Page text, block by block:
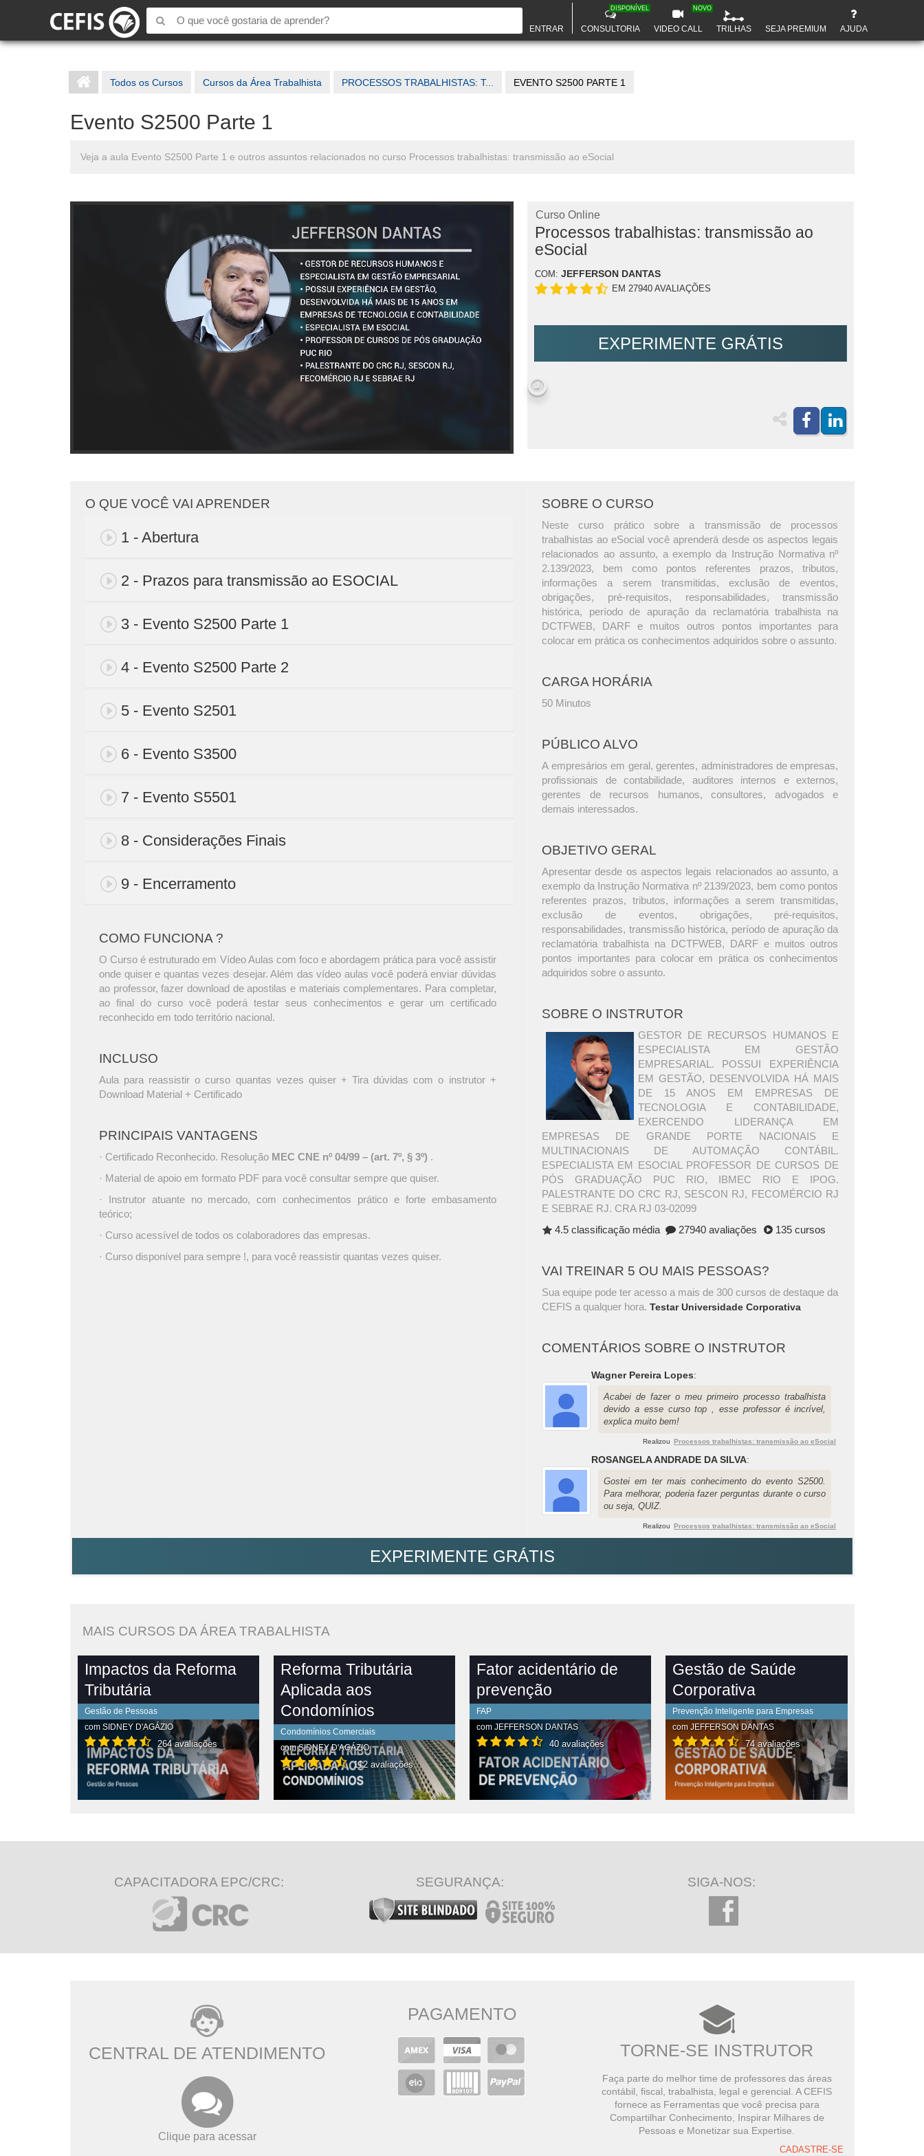
ENTRAR CONSULTORIA
DISPONÍVEL
VIDEO CALL
NOVO
TRILHAS SEJA PREMIUM AJUDA
Todos os Cursos Cursos da Área Trabalhista PROCESSOS TRABALHISTAS: T... EVENTO S2500 PARTE 1
Evento S2500 Parte 1
Veja a aula Evento S2500 Parte 1 e outros assuntos relacionados no curso Processos trabalhistas: transmissão ao eSocial
Curso Online
Processos trabalhistas: transmissão ao
eSocial
COM: JEFFERSON DANTAS
EM 27940 AVALIAÇÕES
EXPERIMENTE GRÁTIS
O QUE VOCÊ VAI APRENDER
1 - Abertura
2 - Prazos para transmissão ao ESOCIAL
3 - Evento S2500 Parte 1
4 - Evento S2500 Parte 2
5 - Evento S2501
6 - Evento S3500
7 - Evento S5501
8 - Considerações Finais
9 - Encerramento
COMO FUNCIONA ?
O Curso é estruturado em Vídeo Aulas com foco e abordagem prática para você assistir
onde quiser e quantas vezes desejar. Além das vídeo aulas você poderá enviar dúvidas
ao professor, fazer download de apostilas e materiais complementares. Para completar,
ao final do curso você poderá testar seus conhecimentos e gerar um certificado
reconhecido em todo território nacional.
INCLUSO
Aula para reassistir o curso quantas vezes quiser + Tira dúvidas com o instrutor +
Download Material + Certificado
PRINCIPAIS VANTAGENS
· Certificado Reconhecido. Resolução MEC CNE nº 04/99 – (art. 7º, § 3º) .
· Material de apoio em formato PDF para você consultar sempre que quiser.
· Instrutor atuante no mercado, com conhecimentos prático e forte embasamento
teórico;
· Curso acessível de todos os colaboradores das empresas.
· Curso disponível para sempre !, para você reassistir quantas vezes quiser.
SOBRE O CURSO
Neste curso prático sobre a transmissão de processos
trabalhistas ao eSocial você aprenderá desde os aspectos legais
relacionados ao assunto, a exemplo da Instrução Normativa nº
2.139/2023, bem como pontos referentes prazos, tributos,
informações a serem transmitidas, exclusão de eventos,
obrigações, pré-requisitos, responsabilidades, transmissão
histórica, período de apuração da reclamatória trabalhista na
DCTFWEB, DARF e muitos outros pontos importantes para
colocar em prática os conhecimentos adquiridos sobre o assunto.
CARGA HORÁRIA
50 Minutos
PÚBLICO ALVO
A empresários em geral, gerentes, administradores de empresas,
profissionais de contabilidade, auditores internos e externos,
gerentes de recursos humanos, consultores, advogados e
demais interessados.
OBJETIVO GERAL
Apresentar desde os aspectos legais relacionados ao assunto, a
exemplo da Instrução Normativa nº 2139/2023, bem como pontos
referentes prazos, tributos, informações a serem transmitidas,
exclusão de eventos, obrigações, pré-requisitos,
responsabilidades, transmissão histórica, período de apuração da
reclamatória trabalhista na DCTFWEB, DARF e muitos outros
pontos importantes para colocar em prática os conhecimentos
adquiridos sobre o assunto.
SOBRE O INSTRUTOR
GESTOR DE RECURSOS HUMANOS E
ESPECIALISTA EM GESTÃO
EMPRESARIAL. POSSUI EXPERIÊNCIA
EM GESTÃO, DESENVOLVIDA HÁ MAIS
DE 15 ANOS EM EMPRESAS DE
TECNOLOGIA E CONTABILIDADE,
EXERCENDO LIDERANÇA EM
EMPRESAS DE GRANDE PORTE NACIONAIS E
MULTINACIONAIS DE AUTOMAÇÃO CONTÁBIL.
ESPECIALISTA EM ESOCIAL PROFESSOR DE CURSOS DE
PÓS GRADUAÇÃO PUC RIO, IBMEC RIO E IPOG.
PALESTRANTE DO CRC RJ, SESCON RJ, FECOMÉRCIO RJ
E SEBRAE RJ. CRA RJ 03-02099
4.5 classificação média
27940 avaliações 135 cursos
VAI TREINAR 5 OU MAIS PESSOAS?
Sua equipe pode ter acesso a mais de 300 cursos de destaque da
CEFIS a qualquer hora.Testar Universidade Corporativa
COMENTÁRIOS SOBRE O INSTRUTOR
Wagner Pereira Lopes:
Acabei de fazer o meu primeiro processo trabalhista
devido a esse curso top , esse professor é incrível,
explica muito bem!
Realizou Processos trabalhistas: transmissão ao eSocial
ROSANGELA ANDRADE DA SILVA:
Gostei em ter mais conhecimento do evento S2500.
Para melhorar, poderia fazer perguntas durante o curso
ou seja, QUIZ.
Realizou Processos trabalhistas: transmissão ao eSocial
EXPERIMENTE GRÁTIS
MAIS CURSOS DA ÁREA TRABALHISTA
Impactos da Reforma
Tributária
Gestão de Pessoas
com SIDNEY D'AGÁZIO
264 avaliações
Reforma Tributária
Aplicada aos
Condomínios
Condomínios Comerciais
comSIDNEY D'AGÁZIO
112 avaliações
VER CONTEÚDO COMPLETO
Fator acidentário de
prevenção
FAP
com JEFFERSON DANTAS
40 avaliações
VER CONTEÚDO COMPLETO
Gestão de Saúde
Corporativa
Prevenção Inteligente para Empresas
comJEFFERSON DANTAS
74 avaliações
VER CONTEÚDO COMPLETO
CAPACITADORA EPC/CRC: SEGURANÇA: SIGA-NOS:
CENTRAL DE ATENDIMENTO
Clique para acessar
PAGAMENTO
TORNE-SE INSTRUTOR
Faça parte do melhor time de professores das áreas
contábil, fiscal, trabalhista, legal e gerencial. A CEFIS
fornece as Ferramentas que você precisa para
Compartilhar Conhecimento, Inspirar Milhares de
Pessoas e Monetizar sua Expertise.
CADASTRE-SE